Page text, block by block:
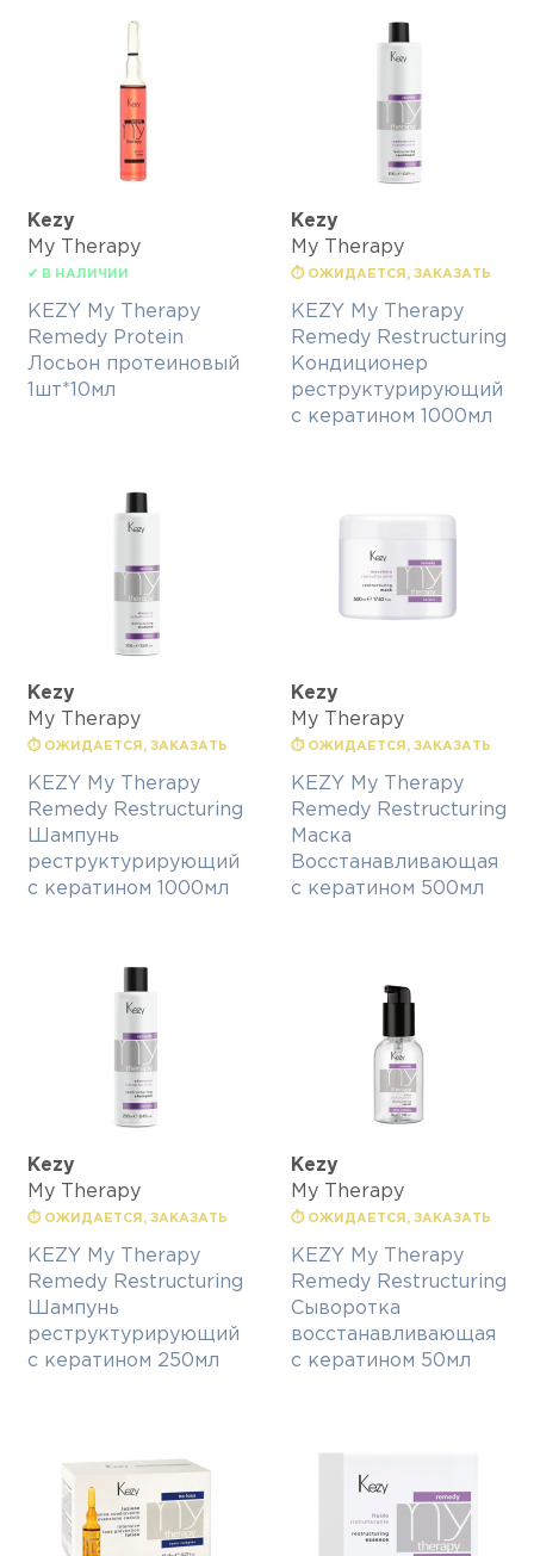
Kezy
My Therapy
✔ В НАЛИЧИИ
KEZY My Therapy
Remedy Protein
Лосьон протеиновый
1шт*10мл
Kezy
My Therapy
⏱ ОЖИДАЕТСЯ, ЗАКАЗАТЬ
KEZY My Therapy
Remedy Restructuring
Кондиционер
реструктурирующий
с кератином 1000мл
Kezy
My Therapy
⏱ ОЖИДАЕТСЯ, ЗАКАЗАТЬ
KEZY My Therapy
Remedy Restructuring
Шампунь
реструктурирующий
с кератином 1000мл
Kezy
My Therapy
⏱ ОЖИДАЕТСЯ, ЗАКАЗАТЬ
KEZY My Therapy
Remedy Restructuring
Маска
Восстанавливающая
с кератином 500мл
Kezy
My Therapy
⏱ ОЖИДАЕТСЯ, ЗАКАЗАТЬ
KEZY My Therapy
Remedy Restructuring
Шампунь
реструктурирующий
с кератином 250мл
Kezy
My Therapy
⏱ ОЖИДАЕТСЯ, ЗАКАЗАТЬ
KEZY My Therapy
Remedy Restructuring
Сыворотка
восстанавливающая
с кератином 50мл